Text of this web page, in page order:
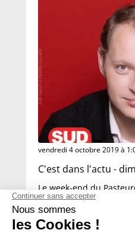
vendredi 4 octobre 2019 à
C'est dans l'actu -
Le week-end du